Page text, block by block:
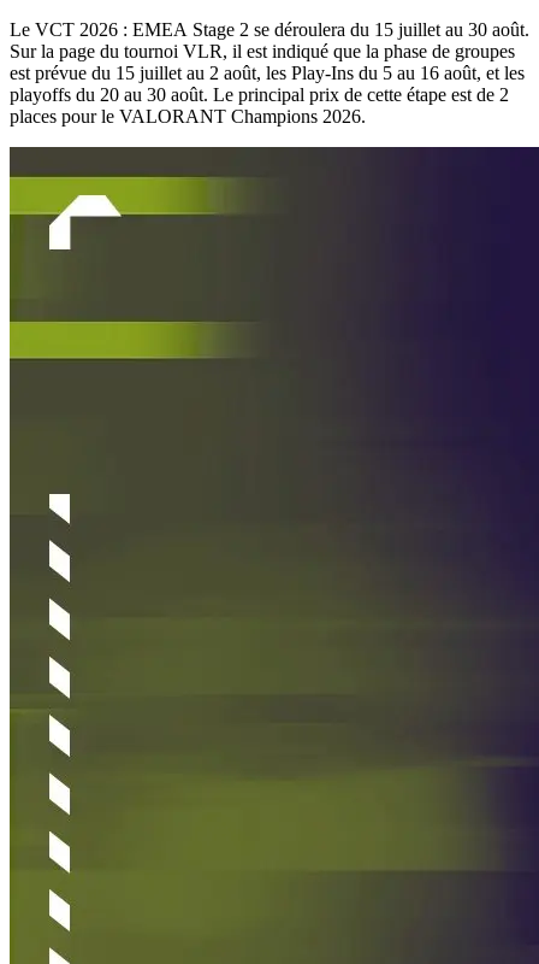
Le VCT 2026 : EMEA Stage 2 se déroulera du 15 juillet au 30 août.
Sur la page du tournoi VLR, il est indiqué que la phase de groupes
est prévue du 15 juillet au 2 août, les Play-Ins du 5 au 16 août, et les
playoffs du 20 au 30 août. Le principal prix de cette étape est de 2
places pour le VALORANT Champions 2026.